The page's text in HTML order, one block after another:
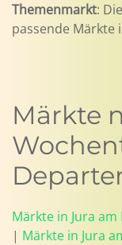
Themenmarkt:
passende Märkte
Märkte
Märkte in Jura
| Märkte in Jura